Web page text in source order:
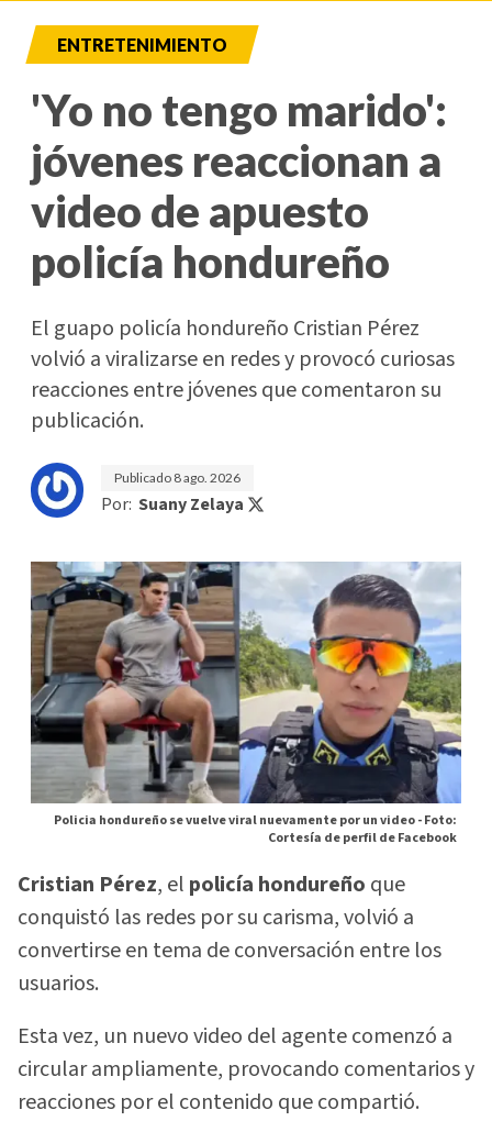
ENTRETENIMIENTO
'Yo no tengo marido':
jóvenes reaccionan a
video de apuesto
policía hondureño
El guapo policía hondureño Cristian Pérez
volvió a viralizarse en redes y provocó curiosas
reacciones entre jóvenes que comentaron su
publicación.
Publicado 8 ago. 2026
Por: Suany Zelaya
Policia hondureño se vuelve viral nuevamente por un video -Foto:
Cortesía de perfil de Facebook
Cristian Pérez, el policía hondureño que
conquistó las redes por su carisma, volvió a
convertirse en tema de conversación entre los
usuarios.
Esta vez, un nuevo video del agente comenzó a
circular ampliamente, provocando comentarios y
reacciones por el contenido que compartió.